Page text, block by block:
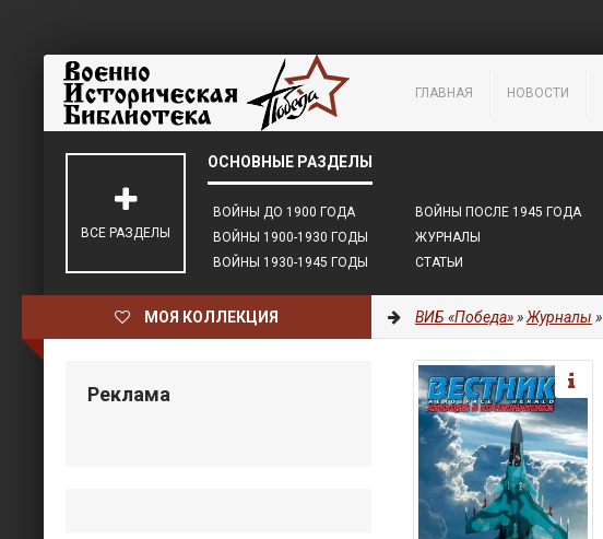
ГЛАВНАЯ НОВОСТИ
ВОЙНЫ ДО 1900 ГОДА
ВОЙНЫ 1900-1930 ГОДЫ
ВОЙНЫ 1930-1945 ГОДЫ
ВОЙНЫ ПОСЛЕ 1945 ГОДА
ЖУРНАЛЫ
СТАТЬИ
ВСЕ РАЗДЕЛЫ
МОЯ КОЛЛЕКЦИЯ ВИБ «Победа»»Журналы »
Реклама